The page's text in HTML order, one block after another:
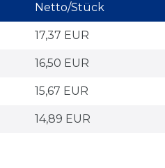
Netto/Stück
17,37 EUR
16,50 EUR
15,67 EUR
14,89 EUR